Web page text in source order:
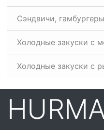
Сэндвичи, гамбургеры
Холодные закуски с
Холодные закуски с